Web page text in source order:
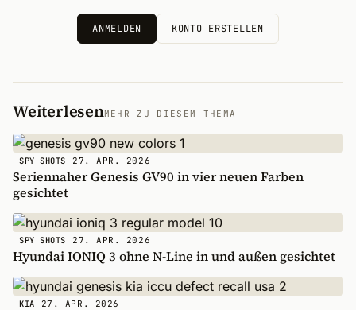
ANMELDEN KONTO ERSTELLEN
WeiterlesenMEHR ZU DIESEM THEMA
SPY SHOTS 27. APR. 2026
Seriennaher Genesis GV90 in vier neuen Farben
gesichtet
SPY SHOTS 27. APR. 2026
Hyundai IONIQ 3 ohne N-Line in und außen gesichtet
KIA 27. APR. 2026